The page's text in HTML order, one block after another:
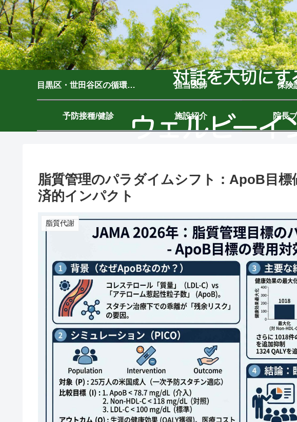
目黒区・世田谷区の循環器内科｜ウェルビーイングクリニック駒沢公園｜駒沢大学駅7分 担当医師 保険
予防接種/健診 施設紹介 院長
脂質管理のパラダイムシフト：ApoB目
済的インパクト
脂質代謝